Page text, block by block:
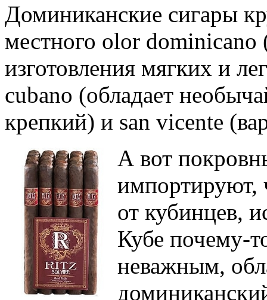
Доминиканские сигары
местного olor dominicano
изготовления мягких и
cubano (обладает
крепкий) и san vicente
А вот
импортируют,
от кубинцев,
Кубе почему-
неважным,